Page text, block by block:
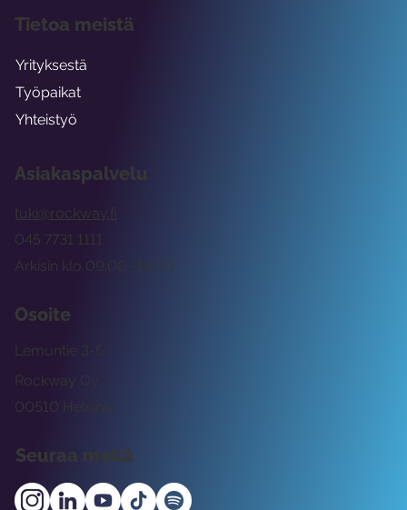
Asiakaspalvelu
tuki@rockway.fi
Arkisin klo 09:00 -15:00
045 7731 1111
Osoite
Rockway Oy
Lemuntie 3-5
00510 Helsinki
Seuraa meitä
Tietoa meistä
Yrityksestä
Työpaikat
Yhteistyö